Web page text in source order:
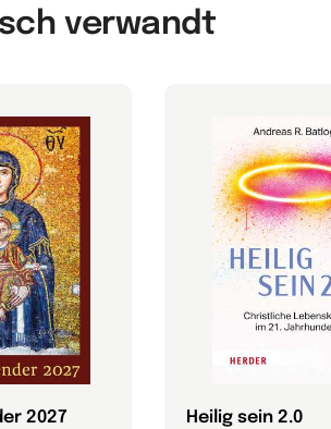
verwandt
2027 Heilig sein 2.0